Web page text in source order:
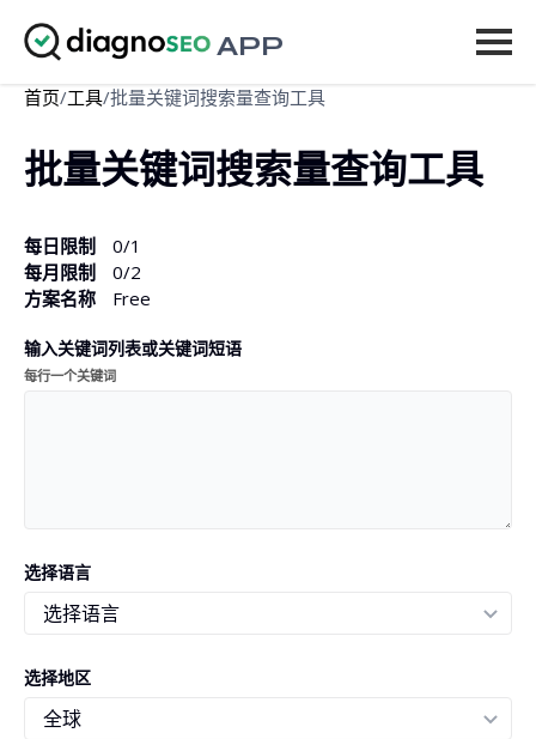
APP
工具
价格
更多
登录
升级
首页/工具/批量关键词搜索量查询工具
批量关键词搜索量查询工具
每日限制 0/1
每月限制
0/2
方案名称
Free
输入关键词列表或关键词短语
每行一个关键词
选择语言
选择地区